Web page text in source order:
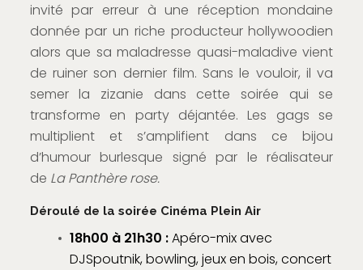
invité par erreur à une réception mondaine
donnée par un riche producteur hollywoodien
alors que sa maladresse quasi-maladive vient
de ruiner son dernier film. Sans le vouloir, il va
semer la zizanie dans cette soirée qui se
transforme en party déjantée. Les gags se
multiplient et s’amplifient dans ce bijou
d’humour burlesque signé par le réalisateur
de La Panthère rose.
Déroulé de la soirée Cinéma Plein Air
18h00 à 21h30 :Apéro-mix avec
DJSpoutnik,bowling, jeux en bois, concert